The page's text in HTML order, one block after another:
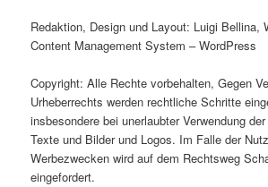
Redaktion, Design und Layout: Luigi Bellina,
Content Management System – WordPress
Copyright: Alle Rechte vorbehalten, Gegen
Urheberrechts werden rechtliche Schritte
insbesondere bei unerlaubter Verwendung
Texte und Bilder und Logos. Im Falle der
Werbezwecken wird auf dem Rechtsweg
eingefordert.